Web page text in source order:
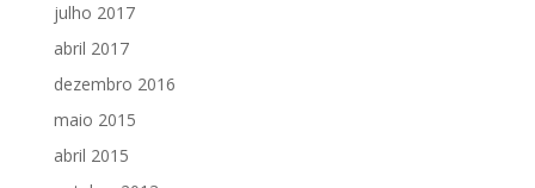
julho 2017
abril 2017
dezembro 2016
maio 2015
abril 2015